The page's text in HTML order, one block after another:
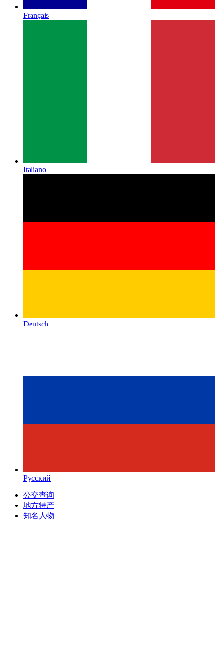
Français
Italiano
Deutsch
Русский
公交查询
地方特产
知名人物